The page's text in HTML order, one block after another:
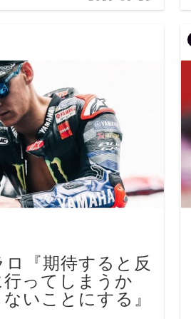
『期待すると反
ってしまうか
いことにする』